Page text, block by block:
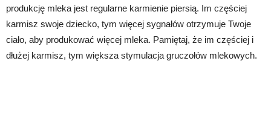
produkcję mleka jest regularne karmienie piersią. Im częściej
karmisz swoje dziecko, tym więcej sygnałów otrzymuje Twoje
ciało, aby produkować więcej mleka. Pamiętaj, że im częściej i
dłużej karmisz, tym większa stymulacja gruczołów mlekowych.